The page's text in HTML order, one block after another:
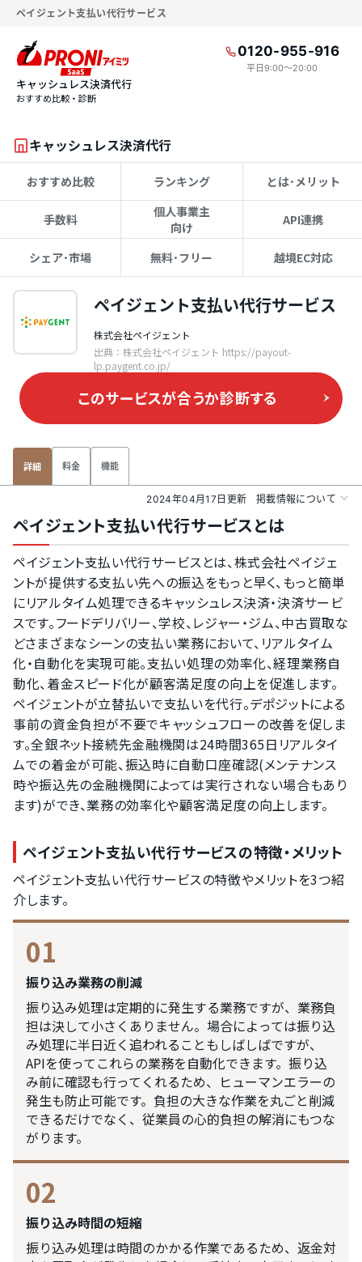
ペイジェント支払い代行サービス
0120-955-916
平日9:00〜20:00
キャッシュレス決済代行
おすすめ比較・診断
キャッシュレス決済代行
おすすめ比較 ランキング とは･メリット
手数料
個人事業主
向け
API連携
シェア･市場 無料･フリー 越境EC対応
ペイジェント支払い代行サービス
株式会社ペイジェント
出典：株式会社ペイジェント https://payout-
lp.paygent.co.jp/
このサービスが合うか診断する
詳細 料金 機能
2024年04月17日更新 掲載情報について
ペイジェント支払い代行サービスとは
ペイジェント支払い代行サービスとは、株式会社ペイジェ
ントが提供する支払い先への振込をもっと早く、もっと簡単
にリアルタイム処理できるキャッシュレス決済・決済サービ
スです。フードデリバリー、学校、レジャー・ジム、中古買取な
どさまざまなシーンの支払い業務において、リアルタイム
化・自動化を実現可能。支払い処理の効率化、経理業務自
動化、着金スピード化が顧客満足度の向上を促進します。
ペイジェントが立替払いで支払いを代行。デポジットによる
事前の資金負担が不要でキャッシュフローの改善を促しま
す。全銀ネット接続先金融機関は24時間365日リアルタイ
ムでの着金が可能、振込時に自動口座確認(メンテナンス
時や振込先の金融機関によっては実行されない場合もあり
ます)ができ、業務の効率化や顧客満足度の向上します。
ペイジェント支払い代行サービスの特徴・メリット
ペイジェント支払い代行サービスの特徴やメリットを3つ紹
介します。
01
振り込み業務の削減
振り込み処理は定期的に発生する業務ですが、業務負
担は決して小さくありません。場合によっては振り込
み処理に半日近く追われることもしばしばですが、
APIを使ってこれらの業務を自動化できます。振り込
み前に確認も行ってくれるため、ヒューマンエラーの
発生も防止可能です。負担の大きな作業を丸ごと削減
できるだけでなく、従業員の心的負担の解消にもつな
がります。
02
振り込み時間の短縮
振り込み処理は時間のかかる作業であるため、返金対